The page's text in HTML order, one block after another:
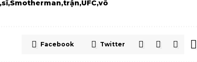
sĩ Smotherman trận UFC vô
Facebook Twitter